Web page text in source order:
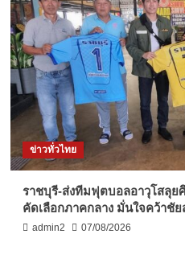
ข่าวทั่วไทย
ราชบุรี-ส่งทีมฟุตบอลอาวุโสลุย
คัดเลือกภาคกลาง มั่นใจคว้าชัย
admin2 07/08/2026